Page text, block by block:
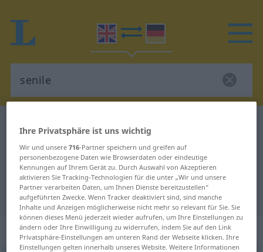
Englisch-Deutsch Übersetzung für
"senile"
"senile" Deutsch Übersetzung
„senile“: adjective
Ihre Privatsphäre ist uns wichtig
Wir und unsere716-Partner speichern und greifen auf
personenbezogene Daten wie Browserdaten oder eindeutige
Kennungen auf Ihrem Gerät zu. Durch Auswahl von Akzeptieren
aktivieren Sie Tracking-Technologien für die unter „Wir und unsere
Partner verarbeiten Daten, um Ihnen Dienste bereitzustellen“
aufgeführten Zwecke. Wenn Tracker deaktiviert sind, sind manche
Inhalte und Anzeigen möglicherweise nicht mehr so relevant für Sie. Sie
können dieses Menü jederzeit wieder aufrufen, um Ihre Einstellungen zu
ändern oder Ihre Einwilligung zu widerrufen, indem Sie auf den Link
Privatsphäre-Einstellungen am unteren Rand der Webseite klicken. Ihre
Einstellungen gelten innerhalb unseres Website. Weitere Informationen